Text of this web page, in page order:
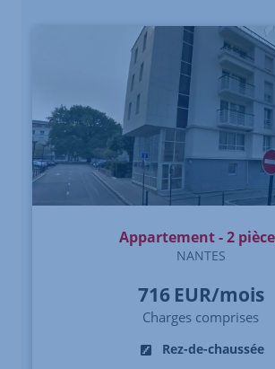
Appartement - 2
NANTES
716 EUR/mois
Charges comprises
Rez-de-chaussée